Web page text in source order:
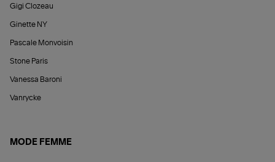
Gigi Clozeau
Ginette NY
Pascale Monvoisin
Stone Paris
Vanessa Baroni
Vanrycke
MODE FEMME